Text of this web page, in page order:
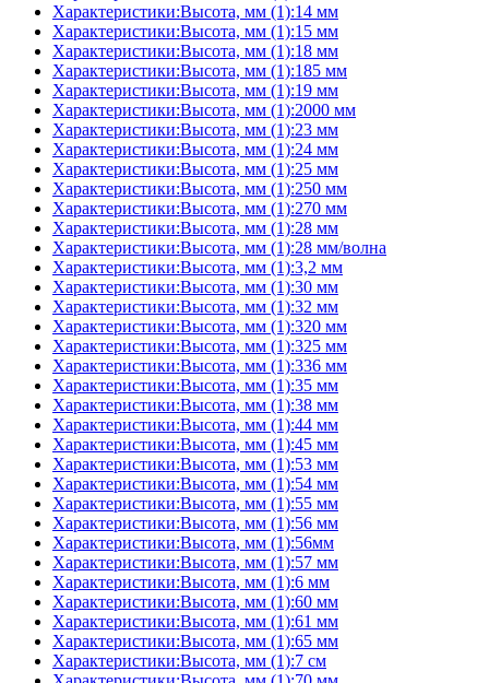
Характеристики:Высота, мм (1):14 мм
Характеристики:Высота, мм (1):15 мм
Характеристики:Высота, мм (1):18 мм
Характеристики:Высота, мм (1):185 мм
Характеристики:Высота, мм (1):19 мм
Характеристики:Высота, мм (1):2000 мм
Характеристики:Высота, мм (1):23 мм
Характеристики:Высота, мм (1):24 мм
Характеристики:Высота, мм (1):25 мм
Характеристики:Высота, мм (1):250 мм
Характеристики:Высота, мм (1):270 мм
Характеристики:Высота, мм (1):28 мм
Характеристики:Высота, мм (1):28 мм/волна
Характеристики:Высота, мм (1):3,2 мм
Характеристики:Высота, мм (1):30 мм
Характеристики:Высота, мм (1):32 мм
Характеристики:Высота, мм (1):320 мм
Характеристики:Высота, мм (1):325 мм
Характеристики:Высота, мм (1):336 мм
Характеристики:Высота, мм (1):35 мм
Характеристики:Высота, мм (1):38 мм
Характеристики:Высота, мм (1):44 мм
Характеристики:Высота, мм (1):45 мм
Характеристики:Высота, мм (1):53 мм
Характеристики:Высота, мм (1):54 мм
Характеристики:Высота, мм (1):55 мм
Характеристики:Высота, мм (1):56 мм
Характеристики:Высота, мм (1):56мм
Характеристики:Высота, мм (1):57 мм
Характеристики:Высота, мм (1):6 мм
Характеристики:Высота, мм (1):60 мм
Характеристики:Высота, мм (1):61 мм
Характеристики:Высота, мм (1):65 мм
Характеристики:Высота, мм (1):7 см